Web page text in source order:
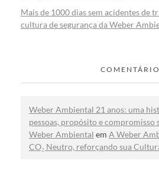
Mais de 1000 dias sem acidentes de
cultura de segurança da Weber
Weber Ambiental 21 anos: uma
pessoas, propósito e compromisso
Weber Ambiental em A Weber
CO₂ Neutro, reforçando sua